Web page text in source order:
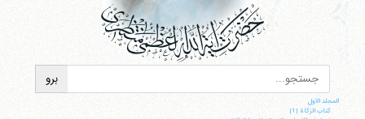
المجلد الاول
کتاب الزکاة |1|